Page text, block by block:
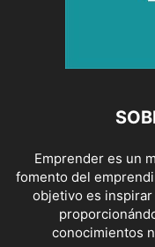
Emprender es un
fomento del
objetivo es
conocimientos